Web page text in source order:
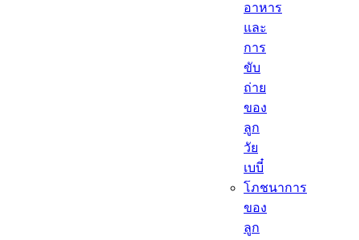
อาหาร
และ
การ
ขับ
ถ่าย
ของ
ลูก
วัย
เบบี๋
โภชนาการ
ของ
ลูก